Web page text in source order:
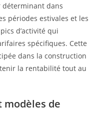
déterminant dans
périodes estivales et les
d’activité qui
spécifiques. Cette
dans la construction
la rentabilité tout au
de